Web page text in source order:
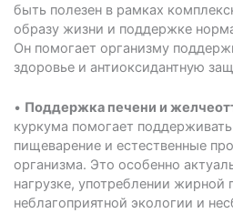
быть полезен в рамках
образу жизни и поддержке
Он помогает организму
здоровье и антиоксидантную
• Поддержка печени и
куркума помогает
пищеварение и естественные
организма. Это особенно
нагрузке, употреблении жирной
неблагоприятной экологии и